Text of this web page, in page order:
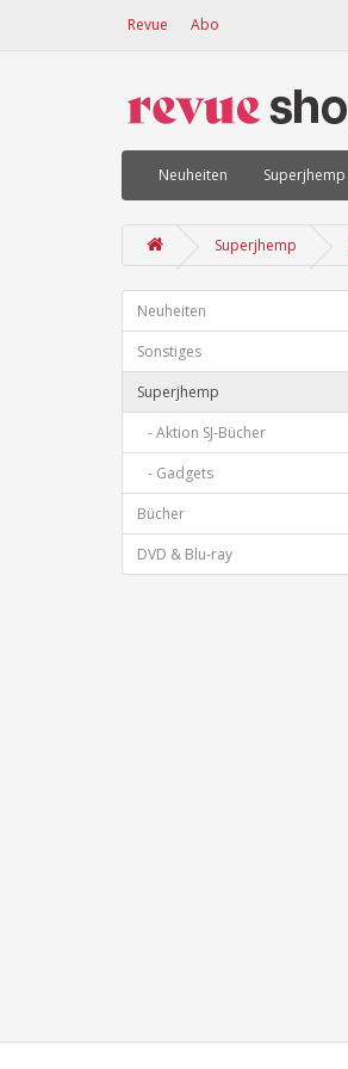
Revue Abo
Neuheiten Superjhemp
Superjhemp
Neuheiten
Sonstiges
Superjhemp
- Aktion SJ-Bücher
- Gadgets
Bücher
DVD & Blu-ray